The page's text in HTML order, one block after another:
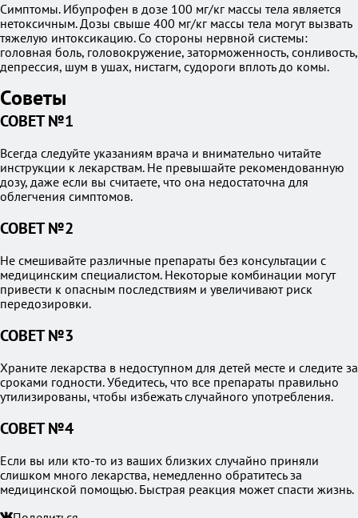
Симптомы. Ибупрофен в дозе 100 мг/кг массы тела является
нетоксичным. Дозы свыше 400 мг/кг массы тела могут вызвать
тяжелую интоксикацию. Со стороны нервной системы:
головная боль, головокружение, заторможенность, сонливость,
депрессия, шум в ушах, нистагм, судороги вплоть до комы.
Советы
СОВЕТ №1
Всегда следуйте указаниям врача и внимательно читайте
инструкции к лекарствам. Не превышайте рекомендованную
дозу, даже если вы считаете, что она недостаточна для
облегчения симптомов.
СОВЕТ №2
Не смешивайте различные препараты без консультации с
медицинским специалистом. Некоторые комбинации могут
привести к опасным последствиям и увеличивают риск
передозировки.
СОВЕТ №3
Храните лекарства в недоступном для детей месте и следите за
сроками годности. Убедитесь, что все препараты правильно
утилизированы, чтобы избежать случайного употребления.
СОВЕТ №4
Если вы или кто-то из ваших близких случайно приняли
слишком много лекарства, немедленно обратитесь за
медицинской помощью. Быстрая реакция может спасти жизнь.